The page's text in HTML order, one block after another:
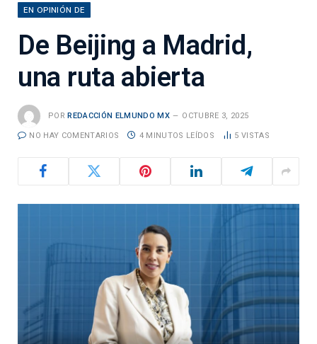
EN OPINIÓN DE
De Beijing a Madrid,
una ruta abierta
POR REDACCIÓN ELMUNDO MX OCTUBRE 3, 2025
NO HAY COMENTARIOS 4 MINUTOS LEÍDOS 5 VISTAS